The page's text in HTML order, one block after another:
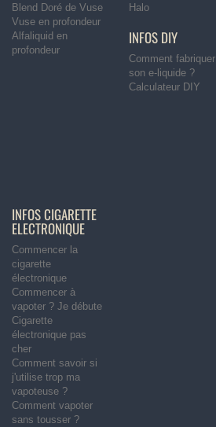
Blend Doré de Vuse
Vuse en profondeur
Alfaliquid en
profondeur
Halo
INFOS DIY
Comment fabriquer
son e-liquide ?
Calculateur DIY
INFOS CIGARETTE
ELECTRONIQUE
Commencer la
cigarette
électronique
Commencer à
vapoter ? Je débute
Cigarette
électronique pas
cher
Comment savoir si
j'utilise trop ma
vapoteuse ?
Comment vapoter
sans tousser ?